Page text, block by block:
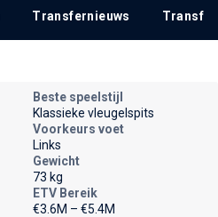
Transfernieuws
Beste speelstijl
Klassieke vleugelspits
Voorkeurs voet
Links
Gewicht
73 kg
ETV Bereik
€3.6M – €5.4M